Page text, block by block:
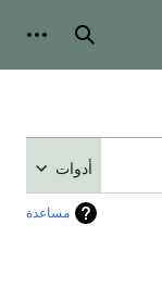
بحث
أدوات
مساعدة